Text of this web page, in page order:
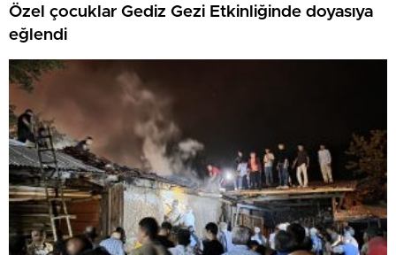
Özel çocuklar Gediz Gezi Etkinliğinde doyasıya
eğlendi